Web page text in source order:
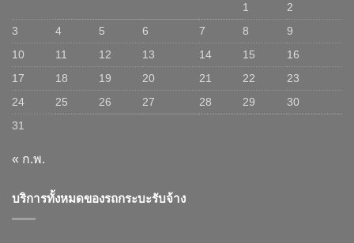
1
2
3
4 5 6 7 8
9
10
11 12 13 14 15
16
17
18 19 20 21 22
23
24
25 26 27 28 29
30
31
« ก.พ.
บริการทั้งหมดของรถกระบะรับจ้าง